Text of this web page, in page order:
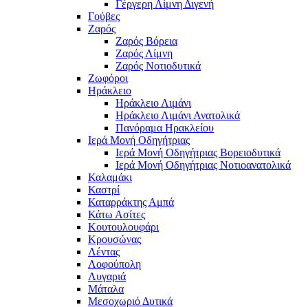
Γέργερη Λίμνη Διγενή
Γούβες
Ζαρός
Ζαρός Βόρεια
Ζαρός Λίμνη
Ζαρός Νοτιοδυτικά
Ζωφόροι
Ηράκλειο
Ηράκλειο Λιμάνι
Ηράκλειο Λιμάνι Ανατολικά
Πανόραμα Ηρακλείου
Ιερά Μονή Οδηγήτριας
Ιερά Μονή Οδηγήτριας Βορειοδυτικά
Ιερά Μονή Οδηγήτριας Νοτιοανατολικά
Καλαμάκι
Καστρί
Καταρράκτης Αμπά
Κάτω Ασίτες
Κουτουλουφάρι
Κρουσώνας
Λέντας
Λοφούπολη
Λυγαριά
Μάταλα
Μεσοχωριό Δυτικά